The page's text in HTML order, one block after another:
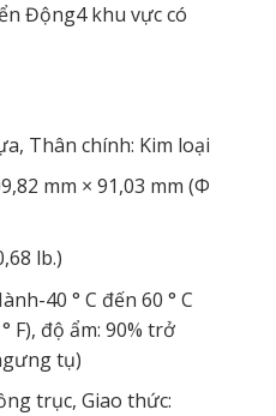
Động4 khu vực có
Thân chính: Kim loại
mm × 91,03 mm (Φ
lb.)
-40 ° C đến 60 ° C
F), độ ẩm: 90% trở
tụ)
trục, Giao thức: